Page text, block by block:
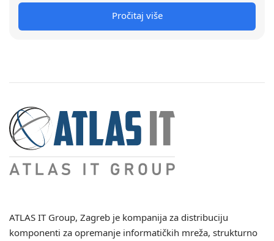
Pročitaj više
ATLAS IT Group, Zagreb je kompanija za distribuciju
komponenti za opremanje informatičkih mreža, strukturno